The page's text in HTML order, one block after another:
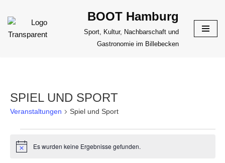
Zum
Inhalt
BOOT Hamburg
Sport, Kultur, Nachbarschaft und
Gastronomie im Billebecken
SPIEL UND SPORT
Veranstaltungen Spiel und Sport
HinweisEs wurden keine Ergebnisse gefunden.